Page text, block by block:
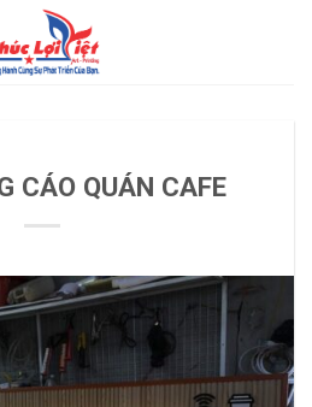
CÁO QUÁN CAFE